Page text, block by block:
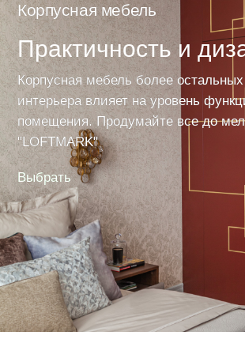
Корпусная мебель
Практичность и
Корпусная мебель более
интерьера влияет на уровень
помещения. Продумайте все до
"LOFTMARK"
Выбрать